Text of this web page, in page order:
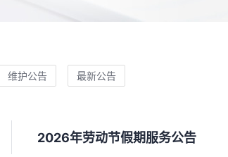
维护公告 最新公告
2026年劳动节假期服务公告